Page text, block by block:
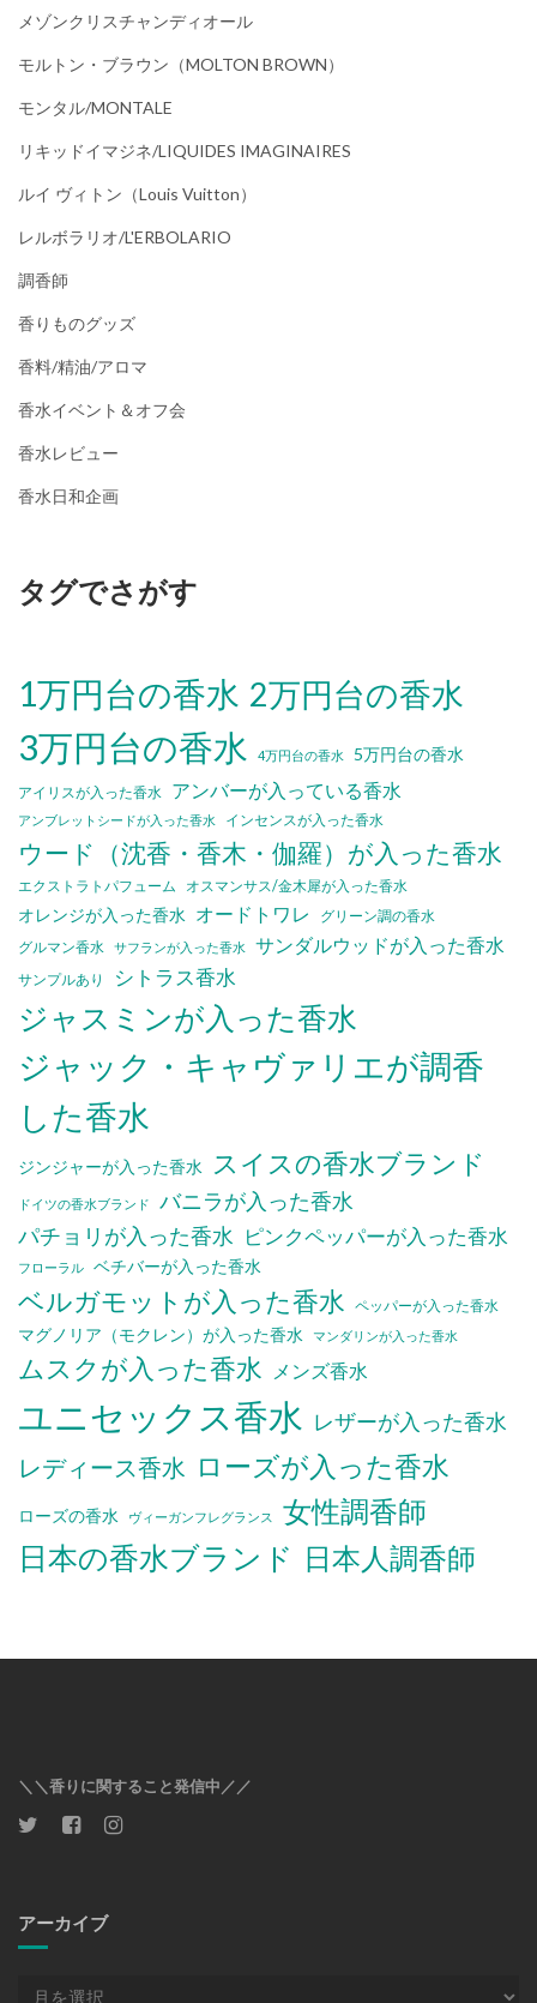
メゾンクリスチャンディオール
モルトン・ブラウン（MOLTON BROWN）
モンタル/MONTALE
リキッドイマジネ/LIQUIDES IMAGINAIRES
ルイ ヴィトン（Louis Vuitton）
レルボラリオ/L'ERBOLARIO
調香師
香りものグッズ
香料/精油/アロマ
香水イベント＆オフ会
香水レビュー
香水日和企画
タグでさがす
1万円台の香水 2万円台の香水
3万円台の香水 4万円台の香水 5万円台の香水
アイリスが入った香水 アンバーが入っている香水
アンブレットシードが入った香水 インセンスが入った香水
ウード（沈香・香木・伽羅）が入った香水
エクストラトパフューム オスマンサス/金木犀が入った香水
オレンジが入った香水 オードトワレ
グリーン調の香水
グルマン香水
サフランが入った香水 サンダルウッドが入った香水
サンプルあり シトラス香水
ジャスミンが入った香水
ジャック・キャヴァリエが調香
した香水
ジンジャーが入った香水 スイスの香水ブランド
ドイツの香水ブランド
バニラが入った香水
パチョリが入った香水 ピンクペッパーが入った香水
フローラル ベチバーが入った香水
ベルガモットが入った香水 ペッパーが入った香水
マグノリア（モクレン）が入った香水 マンダリンが入った香水
ムスクが入った香水 メンズ香水
ユニセックス香水 レザーが入った香水
レディース香水 ローズが入った香水
ローズの香水 ヴィーガンフレグランス
女性調香師
日本の香水ブランド 日本人調香師
＼＼香りに関すること発信中／／
アーカイブ